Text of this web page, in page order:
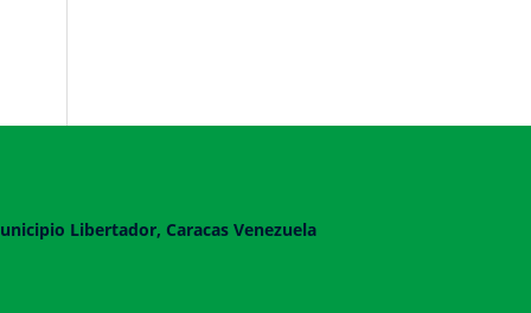
Libertador, Caracas Venezuela